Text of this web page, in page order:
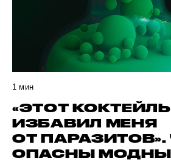
1 мин
«ЭТОТ КОКТЕЙЛЬ
ИЗБАВИЛ МЕНЯ
ОТ ПАРАЗИТОВ».
ОПАСНЫ